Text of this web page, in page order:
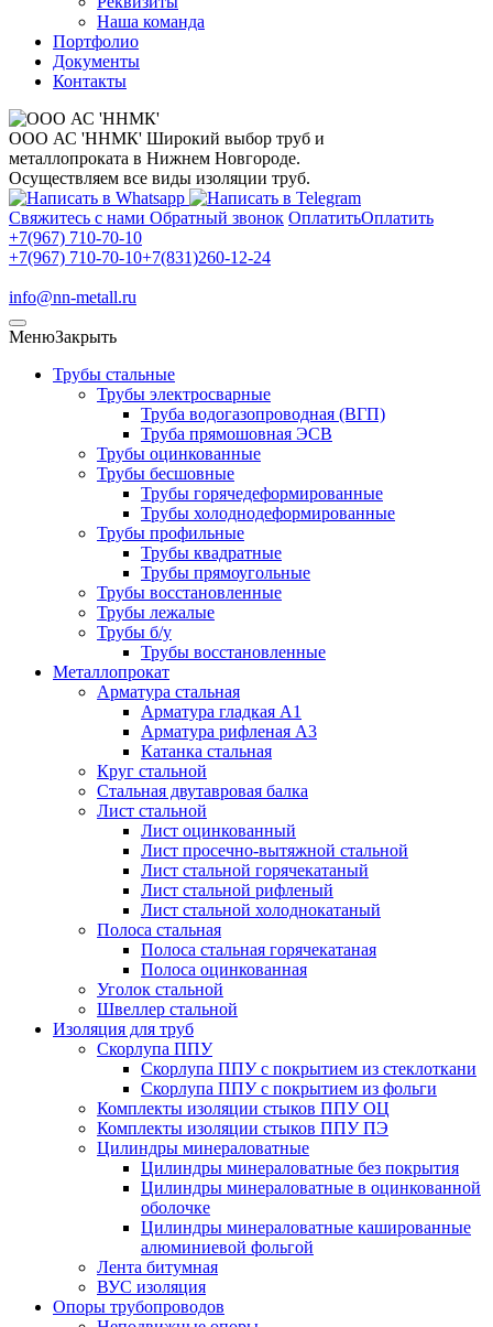
Наша команда
Портфолио
Документы
Контакты
ООО АС 'ННМК' Широкий выбор труб и
металлопроката в Нижнем Новгороде.
Осуществляем все виды изоляции труб.
Свяжитесь с нами Обратный звонок ОплатитьОплатить
+7(967) 710-70-10
+7(967) 710-70-10+7(831)260-12-24
info@nn-metall.ru
МенюЗакрыть
Трубы стальные
Трубы электросварные
Труба водогазопроводная (ВГП)
Труба прямошовная ЭСВ
Трубы оцинкованные
Трубы бесшовные
Трубы горячедеформированные
Трубы холоднодеформированные
Трубы профильные
Трубы квадратные
Трубы прямоугольные
Трубы восстановленные
Трубы лежалые
Трубы б/у
Трубы восстановленные
Металлопрокат
Арматура стальная
Арматура гладкая А1
Арматура рифленая А3
Катанка стальная
Круг стальной
Стальная двутавровая балка
Лист стальной
Лист оцинкованный
Лист просечно-вытяжной стальной
Лист стальной горячекатаный
Лист стальной рифленый
Лист стальной холоднокатаный
Полоса стальная
Полоса стальная горячекатаная
Полоса оцинкованная
Уголок стальной
Швеллер стальной
Изоляция для труб
Скорлупа ППУ
Скорлупа ППУ с покрытием из стеклоткани
Скорлупа ППУ с покрытием из фольги
Комплекты изоляции стыков ППУ ОЦ
Комплекты изоляции стыков ППУ ПЭ
Цилиндры минераловатные
Цилиндры минераловатные без покрытия
Цилиндры минераловатные в оцинкованной
оболочке
Цилиндры минераловатные кашированные
алюминиевой фольгой
Лента битумная
ВУС изоляция
Опоры трубопроводов